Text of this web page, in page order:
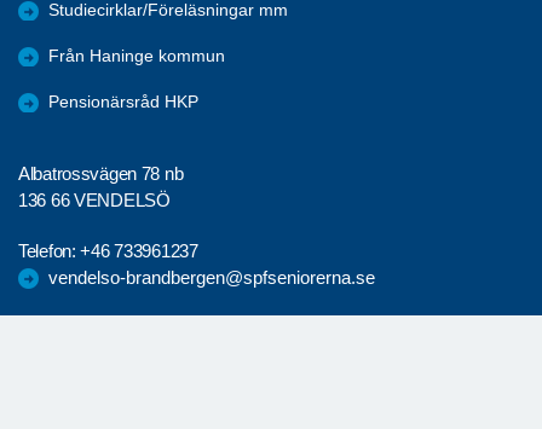
Studiecirklar/Föreläsningar mm
Från Haninge kommun
Pensionärsråd HKP
Albatrossvägen 78 nb
136 66 VENDELSÖ
Telefon:+46 733961237
vendelso-brandbergen@spfseniorerna.se